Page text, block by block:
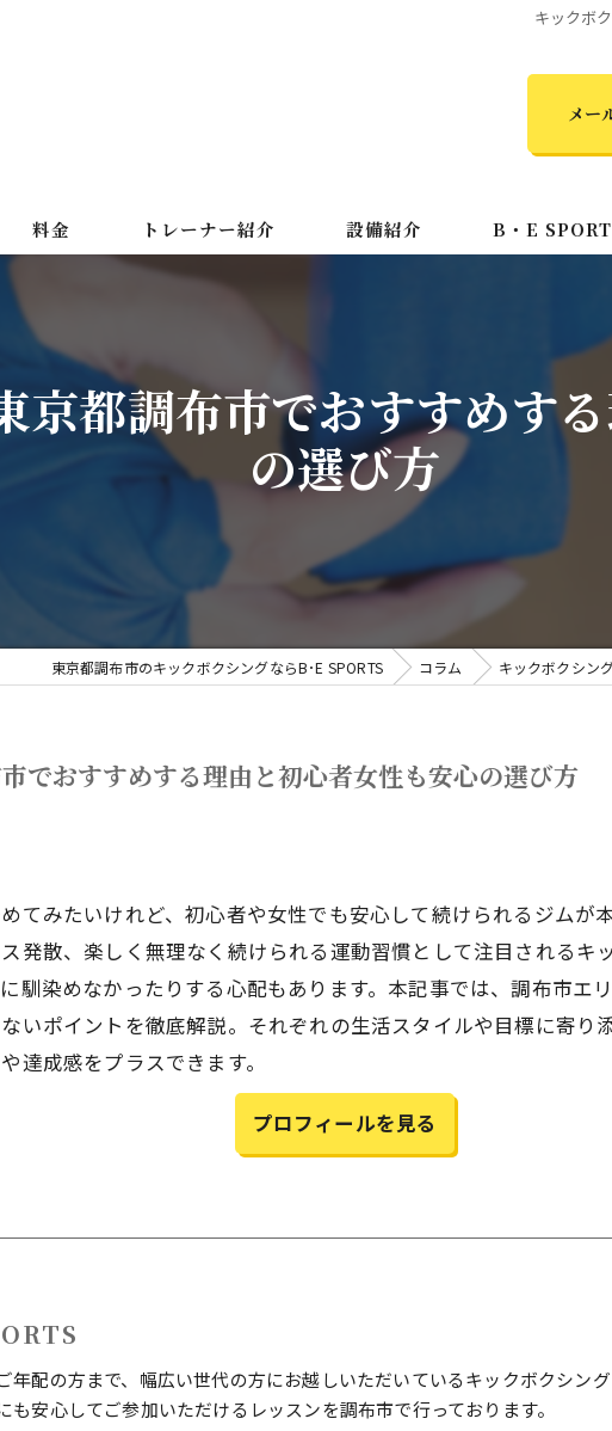
キックボ
メー
料金 トレーナー紹介 設備紹介 B・E
MMA
京都調布市でおすすめす
の選び方
東京都調布市のキックボクシングならB･E SPORTS コラム キックボクシン
でおすすめする理由と初心者女性も安心の選び方
てみたいけれど、初心者や女性でも安心して続けられるジムが
発散、楽しく無理なく続けられる運動習慣として注目されるキ
馴染めなかったりする心配もあります。本記事では、調布市エ
いポイントを徹底解説。それぞれの生活スタイルや目標に寄り
達成感をプラスできます。
プロフィールを見る
年配の方まで、幅広い世代の方にお越しいただいているキックボクシン
も安心してご参加いただけるレッスンを調布市で行っております。